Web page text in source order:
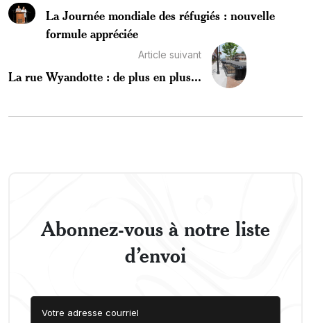
La Journée mondiale des réfugiés : nouvelle
formule appréciée
Article suivant
La rue Wyandotte : de plus en plus...
Abonnez-vous à notre liste
d’envoi